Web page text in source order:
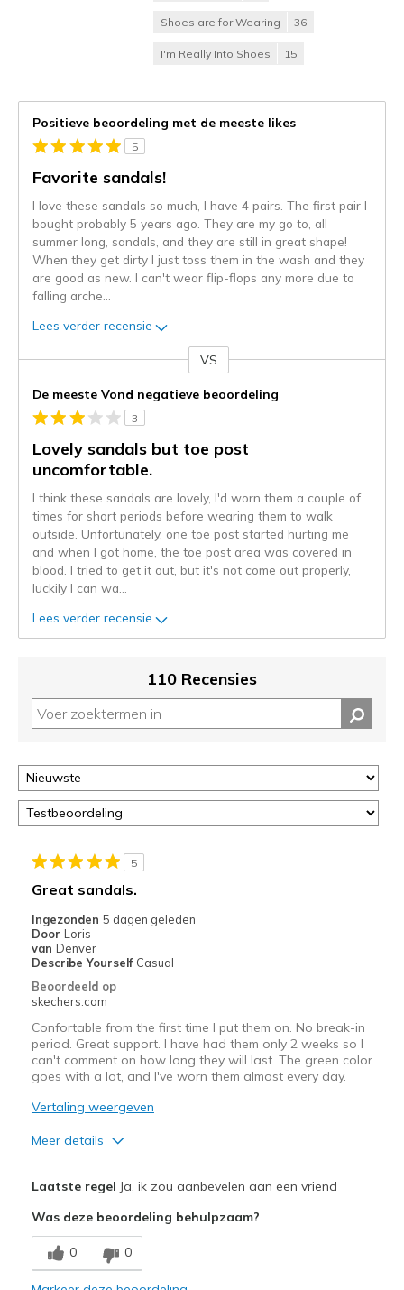
Shoes are for Wearing 36
I'm Really Into Shoes 15
Positieve beoordeling met de meeste likes
5
Favorite sandals!
I love these sandals so much, I have 4 pairs. The first pair I
bought probably 5 years ago. They are my go to, all
summer long, sandals, and they are still in great shape!
When they get dirty I just toss them in the wash and they
are good as new. I can't wear flip-flops any more due to
falling arche
Lees verder recensie
content
wordt
momenteel
gemigreerd
naar
niejee
page_id.
kunt
de
status
van
je
deze
page
door
<a
href="javascript:location.href=location.pathname;">hier</a>
de
met
migratiegeschiedenis
van
de
page_id
bezoeken.
VS
De meeste Vond negatieve beoordeling
3
Lovely sandals but toe post
uncomfortable.
I think these sandals are lovely, I'd worn them a couple of
times for short periods before wearing them to walk
outside. Unfortunately, one toe post started hurting me
and when I got home, the toe post area was covered in
blood. I tried to get it out, but it's not come out properly,
luckily I can wa
Lees verder recensie
110 Recensies
5
Great sandals.
Ingezonden 5 dagen geleden
Door Loris
van Denver
Describe Yourself Casual
Beoordeeld op
skechers.com
Confortable from the first time I put them on. No break-in
period. Great support. I have had them only 2 weeks so I
can't comment on how long they will last. The green color
goes with a lot, and I've worn them almost every day.
Vertaling weergeven
Meer details
Stylish
Beste toepassingen
Laatste regel Ja, ik zou aanbevelen aan een vriend
Was deze beoordeling behulpzaam?
0 0